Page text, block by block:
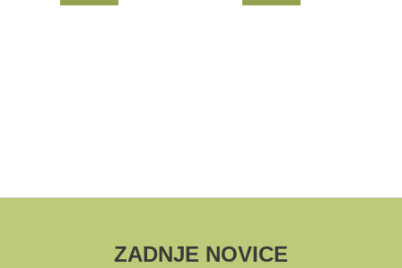
ZADNJE NOVICE